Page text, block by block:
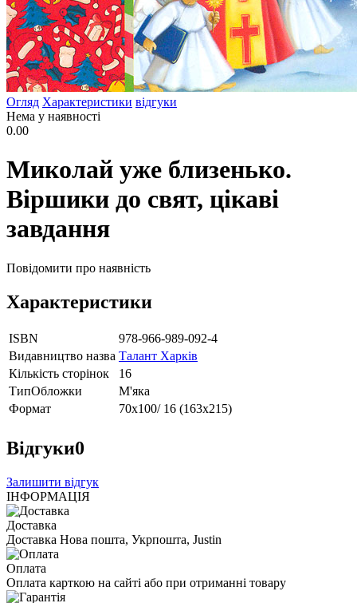
Огляд Характеристики відгуки
Нема у наявності
0.00
Миколай уже близенько.
Віршики до свят, цікаві
завдання
Повідомити про наявність
Характеристики
ISBN
978-966-989-092-4
Видавництво назва Талант Харків
Кількість сторінок
16
ТипОбложки
М'яка
Формат
70х100/ 16 (163х215)
Відгуки0
Залишити відгук
ІНФОРМАЦІЯ
Доставка
Доставка Нова пошта, Укрпошта, Justin
Оплата
Оплата карткою на сайті або при отриманні товару